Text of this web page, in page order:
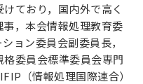
ており，国内外で高く
，本会情報処理教育委
ョン委員会副委員長，
委員会標準委員会専門
（情報処理国際連合）